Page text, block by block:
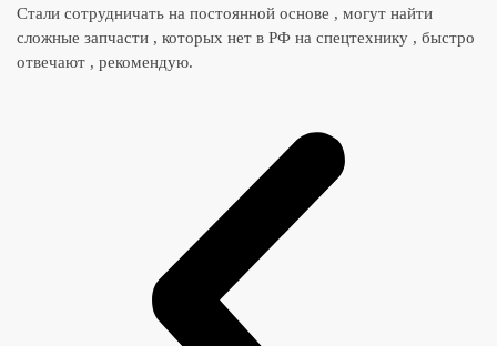
Стали сотрудничать на постоянной основе , могут найти
сложные запчасти , которых нет в РФ на спецтехнику , быстро
отвечают , рекомендую.